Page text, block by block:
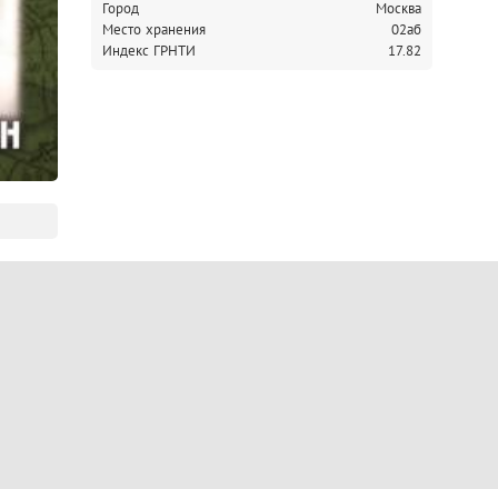
Город
Москва
Место хранения
02аб
Индекс ГРНТИ
17.82